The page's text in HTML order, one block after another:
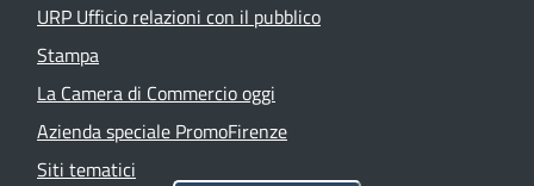
URP Ufficio relazioni con il pubblico
Stampa
La Camera di Commercio oggi
Azienda speciale PromoFirenze
Siti tematici